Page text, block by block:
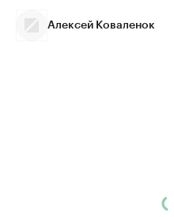
Алексей Коваленок